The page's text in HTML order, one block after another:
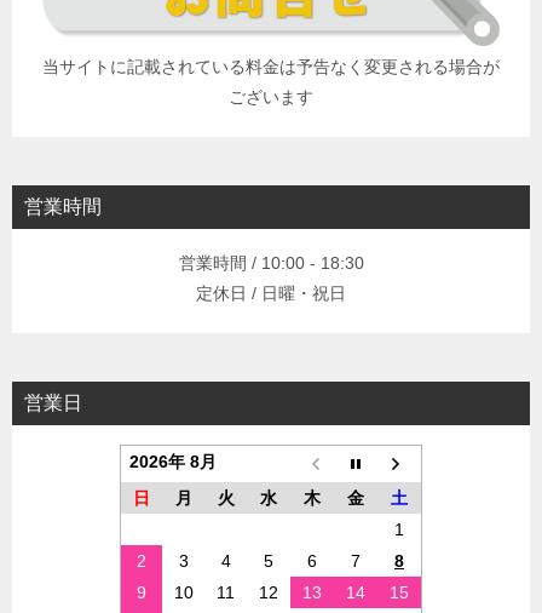
当サイトに記載されている料金は予告なく変更される場合が
ございます
営業時間
営業時間 / 10:00 - 18:30
定休日 / 日曜・祝日
営業日
2026年 8月
日
月 火 水 木 金
土
1
2
3 4 5 6 7
8
9
10 11 12 13 14
15